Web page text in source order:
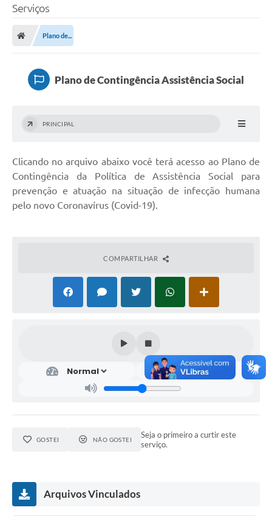
Serviços
Plano de...
Plano de Contingência Assistência Social
PRINCIPAL
Clicando no arquivo abaixo você terá acesso ao Plano de
Contingência da Política de Assistência Social para
prevenção e atuação na situação de infecção humana
pelo novo Coronavírus (Covid-19).
COMPARTILHAR
GOSTEI NÃO GOSTEI
Seja o primeiro a curtir este
serviço.
Arquivos Vinculados